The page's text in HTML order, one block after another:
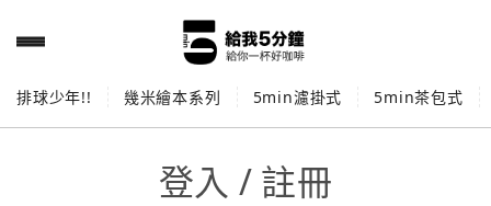
排球少年!! 幾米繪本系列 5min濾掛式 5min茶包式
登入 / 註冊